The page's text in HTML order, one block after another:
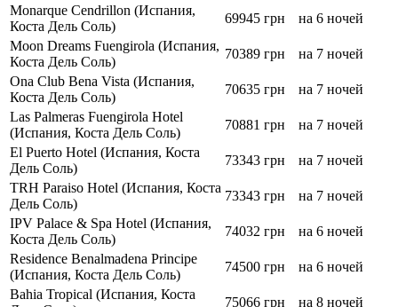
Monarque Cendrillon (Испания,
Коста Дель Соль)
69945 грн
на 6 ночей
Moon Dreams Fuengirola (Испания,
Коста Дель Соль)
70389 грн
на 7 ночей
Ona Club Bena Vista (Испания,
Коста Дель Соль)
70635 грн
на 7 ночей
Las Palmeras Fuengirola Hotel
(Испания, Коста Дель Соль)
70881 грн
на 7 ночей
El Puerto Hotel (Испания, Коста
Дель Соль)
73343 грн
на 7 ночей
TRH Paraiso Hotel (Испания, Коста
Дель Соль)
73343 грн
на 7 ночей
IPV Palace & Spa Hotel (Испания,
Коста Дель Соль)
74032 грн
на 6 ночей
Residence Benalmadena Principe
(Испания, Коста Дель Соль)
74500 грн
на 6 ночей
Bahia Tropical (Испания, Коста
75066 грн на 8 ночей